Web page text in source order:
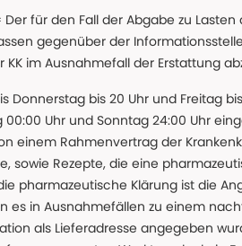
für den Fall der Abgabe zu
gegenüber der
KK im Ausnahmefall der Erstattung
bis 20 Uhr und Freitag
Uhr und Sonntag 24:00 Uhr
einem Rahmenvertrag der
sowie Rezepte, die eine
pharmazeutische Klärung ist die
es in Ausnahmefällen zu einem
als Lieferadresse angegeben